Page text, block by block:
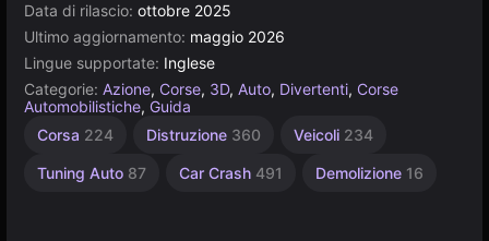
Data di rilascio: ottobre 2025
Ultimo aggiornamento: maggio 2026
Lingue supportate: Inglese
Categorie: Azione, Corse, 3D, Auto, Divertenti, Corse
Automobilistiche, Guida
Corsa 224 Distruzione 360 Veicoli 234
Tuning Auto 87 Car Crash 491 Demolizione 16
Sandbox